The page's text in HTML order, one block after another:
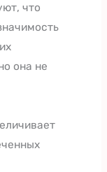
что
она не